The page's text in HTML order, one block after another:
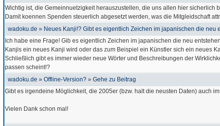
Wichtig ist, die Gemeinnuetzigkeit herauszustellen, die uns allen hier sicherlich
Damit koennen Spenden steuerlich abgesetzt werden, was die Mitgleidschaft
wadoku.de » Neues Kanji!? Gibt es eigentlich Zeichen im japanischen die neu
Ich habe eine Frage! Gib es eigentlich Zeichen im japanischen die neu
Kanjis ein neues Kanji wird oder das zum Beispiel ein Künstler sich ein neues
Schließlich gibt es immer wieder neue Wörter und Beschreibungen der
passen scheint!?
wadoku.de » Offline-Version? » Gehe zu Beitrag
Gibt es irgendeine Möglichkeit, die 2005er (bzw. halt die neusten Daten) auch
Vielen Dank schon mal!